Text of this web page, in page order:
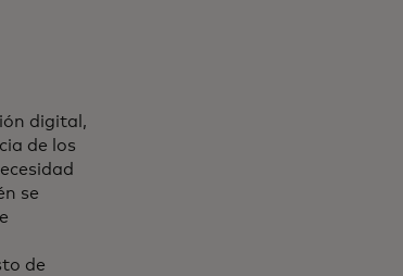
digital,
de los
se
una pestaña nueva
de